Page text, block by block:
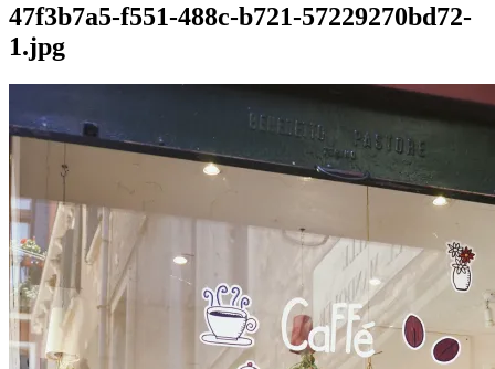
47f3b7a5-f551-488c-b721-57229270bd72-
1.jpg